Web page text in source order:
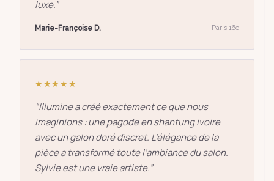
luxe.”
Marie-Françoise D. Paris 16e
★★★★★
“Illumine a créé exactement ce que nous
imaginions : une pagode en shantung ivoire
avec un galon doré discret. L’élégance de la
pièce a transformé toute l’ambiance du salon.
Sylvie est une vraie artiste.”